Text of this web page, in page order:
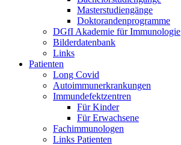
Masterstudiengänge
Doktorandenprogramme
DGfI Akademie für Immunologie
Bilderdatenbank
Links
Patienten
Long Covid
Autoimmunerkrankungen
Immundefektzentren
Für Kinder
Für Erwachsene
Fachimmunologen
Links Patienten